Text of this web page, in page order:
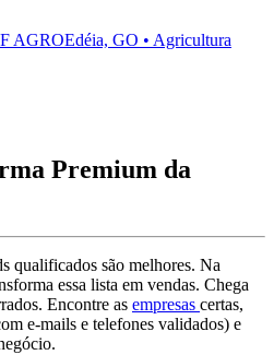
AGROEdéia, GO • Agricultura
Premium da
qualificados são melhores. Na
essa lista em vendas. Chega
Encontre as empresas certas,
e-mails e telefones validados) e